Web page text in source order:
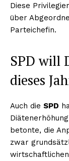
Diese
über
Parteichefin.
SPD will
dieses
Auch die SPD
betonte, die
zwar